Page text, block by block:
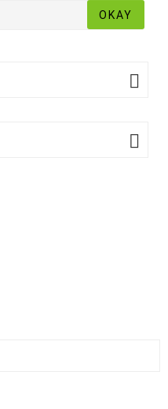
OKAY

